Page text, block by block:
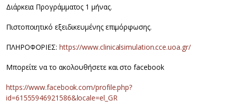
Διάρκεια Προγράμματος 1 μήνας.
Πιστοποιητικό εξειδικευμένης επιμόρφωσης.
ΠΛΗΡΟΦΟΡΙΕΣ: https://www.clinicalsimulation.cce.uoa.gr/
Μπορείτε να το ακολουθήσετε και στο facebook
https://www.facebook.com/profile.php?
id=61555946921586&locale=el_GR